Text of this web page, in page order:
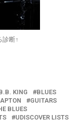
診断↑
KING
BLUES
GUITARS
BLUES
UDISCOVER LISTS